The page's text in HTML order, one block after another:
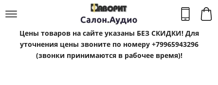
Цены товаров на сайте указаны БЕЗ СКИДКИ! Для
уточнения цены звоните по номеру +79965943296
(звонки принимаются в рабочее время)!